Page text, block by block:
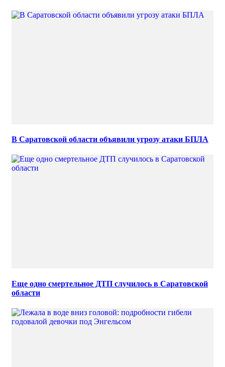
В Саратовской области объявили угрозу атаки БПЛА
Еще одно смертельное ДТП случилось в Саратовской
области